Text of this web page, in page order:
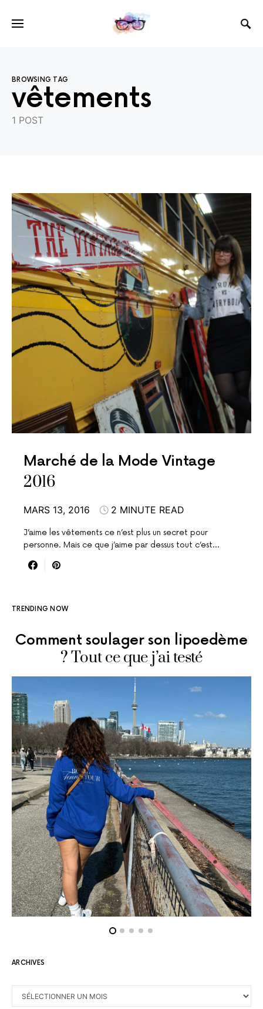
BROWSING TAG
vêtements
1 POST
Marché de la Mode Vintage
2016
MARS 13, 2016 2 MINUTE READ
J’aime les vêtements ce n’est plus un secret pour
personne. Mais ce que j’aime par dessus tout c’est…
TRENDING NOW
Comment soulager son lipoedème
? Tout ce que j’ai testé
ARCHIVES
ARCHIVES